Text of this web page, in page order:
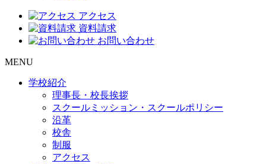
アクセス
資料請求
お問い合わせ
MENU
学校紹介
理事長・校長挨拶
スクールミッション・スクールポリシー
沿革
校舎
制服
アクセス